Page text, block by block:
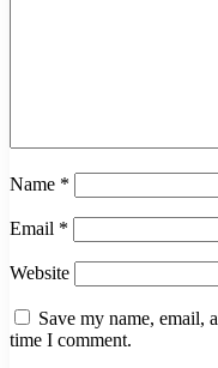
Name *
Email *
Website
Save my name, email,
time I comment.